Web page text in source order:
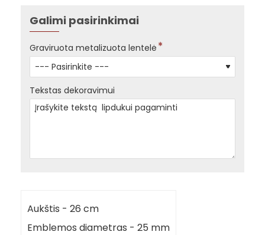
Galimi pasirinkimai
Graviruota metalizuota lentelė
Tekstas dekoravimui
Aukštis - 26 cm
Emblemos diametras - 25 mm